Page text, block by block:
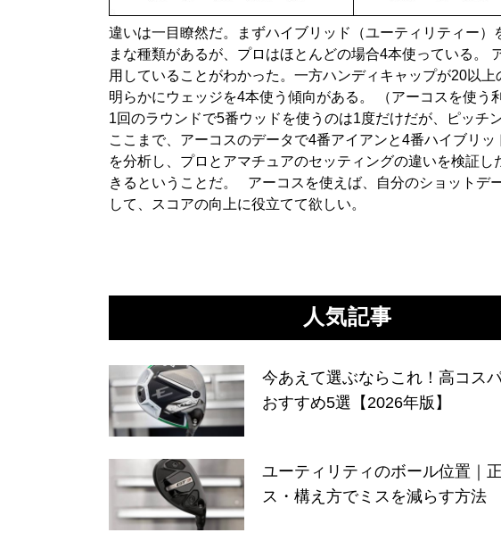
違いは一目瞭然だ。まずハイブリッド（ユーティリティー
まな種類があるが、プロはほとんどの場合4本使っている。
用していることがわかった。一方ハンディキャップが20以
明らかにウェッジを4本使う傾向がある。 （アーコスを使う
1回のラウンドで5番ウッドを使うのは1度だけだが、ピッチ
ここまで、アーコスのデータで4番アイアンと4番ハイブリ
を分析し、プロとアマチュアのセッティングの違いを検証
きるということだ。 アーコスを使えば、自分のショットデ
して、スコアの向上に役立てて欲しい。
人気記事
今あえて選ぶならこれ！高コス
おすすめ5選【2026年版】
ユーティリティのボール位置｜
ス・構え方でミスを減らす方法